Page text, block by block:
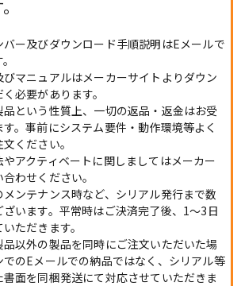
ー及びダウンロード手順説明はEメールで
マニュアルはメーカーサイトよりダウン
必要があります。
という性質上、一切の返品・返金はお受
。事前にシステム要件・動作環境等よく
ください。
アクティベートに関しましてはメーカー
わせください。
メンテナンス時など、シリアル発行まで数
います。平常時はご決済完了後、1～3日
ただきます。
以外の製品を同時にご注文いただいた場
のEメールでの納品ではなく、シリアル等
面を同梱発送にて対応させていただきま